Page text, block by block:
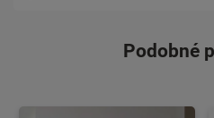
Podobné